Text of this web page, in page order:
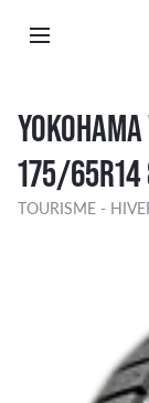
175/65R14
TOURISME -